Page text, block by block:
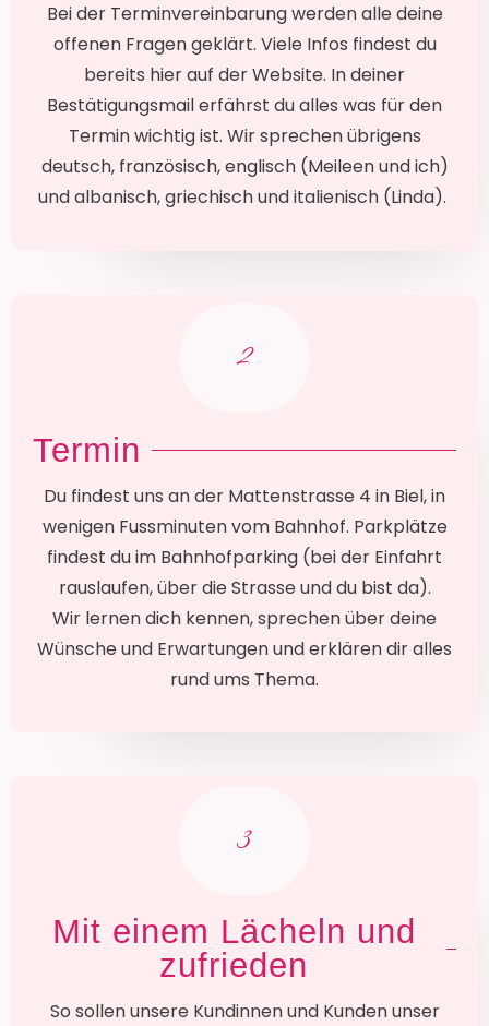
Bei der Terminvereinbarung werden alle deine
offenen Fragen geklärt. Viele Infos findest du
bereits hier auf der Website. In deiner
Bestätigungsmail erfährst du alles was für den
Termin wichtig ist. Wir sprechen übrigens
deutsch, französisch, englisch (Meileen und ich)
und albanisch, griechisch und italienisch (Linda).
2
Termin
Du findest uns an der Mattenstrasse 4 in Biel, in
wenigen Fussminuten vom Bahnhof. Parkplätze
findest du im Bahnhofparking (bei der Einfahrt
rauslaufen, über die Strasse und du bist da).
Wir lernen dich kennen, sprechen über deine
Wünsche und Erwartungen und erklären dir alles
rund ums Thema.
3
Mit einem Lächeln und
zufrieden
So sollen unsere Kundinnen und Kunden unser